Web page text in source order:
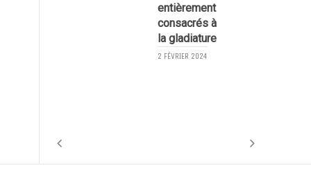
entièrement
consacrés à
la gladiature
2 FÉVRIER 2024